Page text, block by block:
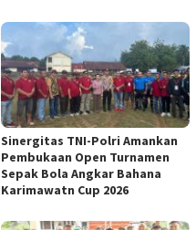
Sinergitas TNI-Polri Amankan
Pembukaan Open Turnamen
Sepak Bola Angkar Bahana
Karimawatn Cup 2026